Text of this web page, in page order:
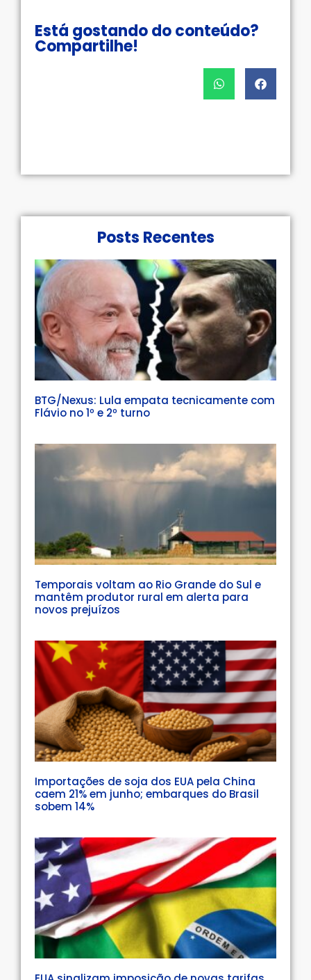
Está gostando do conteúdo?
Compartilhe!
Posts Recentes
BTG/Nexus: Lula empata tecnicamente com
Flávio no 1º e 2º turno
Temporais voltam ao Rio Grande do Sul e
mantêm produtor rural em alerta para
novos prejuízos
Importações de soja dos EUA pela China
caem 21% em junho; embarques do Brasil
sobem 14%